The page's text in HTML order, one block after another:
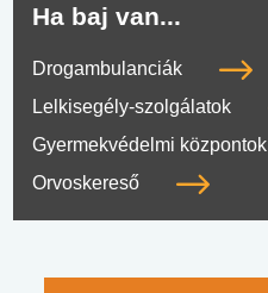
Ha baj van...
Drogambulanciák
Lelkisegély-szolgálatok
Gyermekvédelmi központok
Orvoskereső